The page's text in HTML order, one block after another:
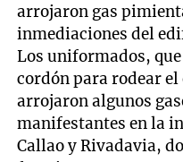
arrojaron gas
inmediaciones del
Los uniformados,
cordón para rodear
arrojaron algunos
manifestantes en la
Callao y Rivadavia,